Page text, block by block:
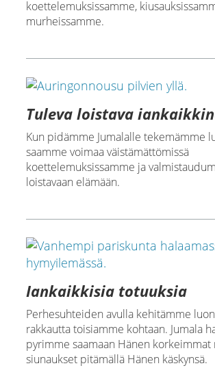
koettelemuksissamme,
murheissamme.
Tuleva loistava
Kun pidämme Jumalalle tekemämme
saamme voimaa väistämättömissä
koettelemuksissamme ja
loistavaan elämään.
Iankaikkisia totuuksia
Perhesuhteiden avulla kehitämme
rakkautta toisiamme kohtaan. Jumala
pyrimme saamaan Hänen
siunaukset pitämällä Hänen käskynsä.